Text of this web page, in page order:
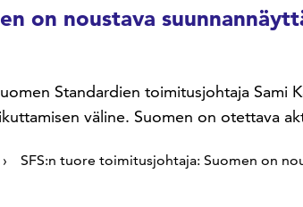
on noustava
Standardien toimitusjohtaja
väline. Suomen on otettava
SFS:n tuore toimitusjohtaja: Suomen on